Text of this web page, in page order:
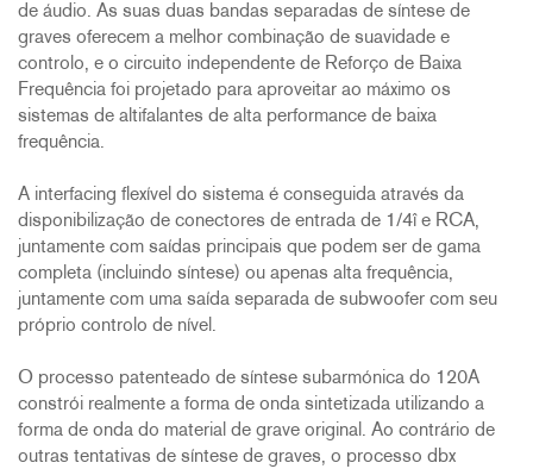
de áudio. As suas duas bandas separadas de síntese de
graves oferecem a melhor combinação de suavidade e
controlo, e o circuito independente de Reforço de Baixa
Frequência foi projetado para aproveitar ao máximo os
sistemas de altifalantes de alta performance de baixa
frequência.
A interfacing flexível do sistema é conseguida através da
disponibilização de conectores de entrada de 1/4î e RCA,
juntamente com saídas principais que podem ser de gama
completa (incluindo síntese) ou apenas alta frequência,
juntamente com uma saída separada de subwoofer com seu
próprio controlo de nível.
O processo patenteado de síntese subarmónica do 120A
constrói realmente a forma de onda sintetizada utilizando a
forma de onda do material de grave original. Ao contrário de
outras tentativas de síntese de graves, o processo dbx